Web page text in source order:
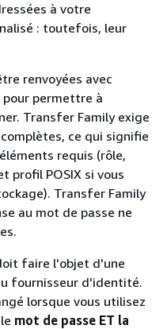
à votre
: toutefois, leur
renvoyées avec
pour permettre à
Transfer Family exige
ce qui signifie
requis (rôle,
profil POSIX si vous
Transfer Family
au mot de passe ne
faire l'objet d'une
fournisseur d'identité.
lorsque vous utilisez
mot de passe ET la